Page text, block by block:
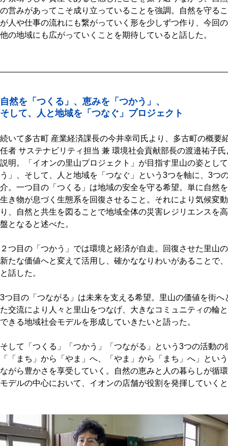
の営みがあってこそ成り立っていることを強調。自然を守る
が人や仕事の流れにも繋がっていく形を少しずつ作り、今回
他の地域にも広がっていくことを期待していると話した。
自然を「つくる」、恵みを「つかう」、
そして、人と地域を「つなぐ」プロジェクト
続いて多古町 産業経済課長の今井幸司氏より、多古町の概要
任者 サステナビリティ担当 兼 環境社会貢献部長の渡邉祐子
説明。「イオンの里山プロジェクト」が目指す里山の姿とし
う」、そして、人と地域を「つなぐ」という3つを軸に、3つ
介。一つ目の「つくる」は地域の安全を守る希望。単に自然
生き物が息づく生態系を回復させること。それにより気候変
り、自然と共生を図ることで地域全体の災害レジリエンスを
盤となると述べた。
２つ目の「つかう」では環境と経済が自走。回復させた里山
新たな価値へと変えて活用し、確かななりわいがあることで
と話した。
3つ目の「つながる」は未来を支える希望。里山の価値を街
た交流により人々と里山をつなげ、大きなコミュニティの輪
できる地域社会モデルを形成していきたいと語った。
そして「つくる」「つかう」「つながる」という3つの活動
「「まち」から「やま」へ、「やま」から「まち」へ」とい
ながら豊かさを享受していく。自然の恵みと人の暮らしが循
モデルの中心において、イオンの店舗が役割を発揮していく